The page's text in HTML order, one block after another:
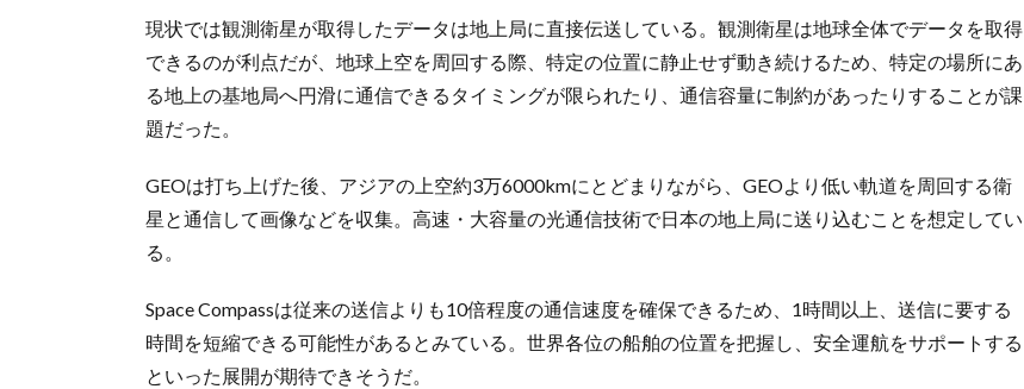
現状では観測衛星が取得したデータは地上局に直接伝送している。観測衛星は地球全体でデータを取得
できるのが利点だが、地球上空を周回する際、特定の位置に静止せず動き続けるため、特定の場所にあ
る地上の基地局へ円滑に通信できるタイミングが限られたり、通信容量に制約があったりすることが課
題だった。
GEOは打ち上げた後、アジアの上空約3万6000kmにとどまりながら、GEOより低い軌道を周回する衛
星と通信して画像などを収集。高速・大容量の光通信技術で日本の地上局に送り込むことを想定してい
る。
Space Compassは従来の送信よりも10倍程度の通信速度を確保できるため、1時間以上、送信に要する
時間を短縮できる可能性があるとみている。世界各位の船舶の位置を把握し、安全運航をサポートする
といった展開が期待できそうだ。